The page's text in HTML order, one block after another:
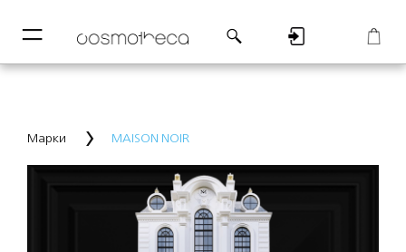
─
─ РегистрацияКорзина
Марки MAISON NOIR